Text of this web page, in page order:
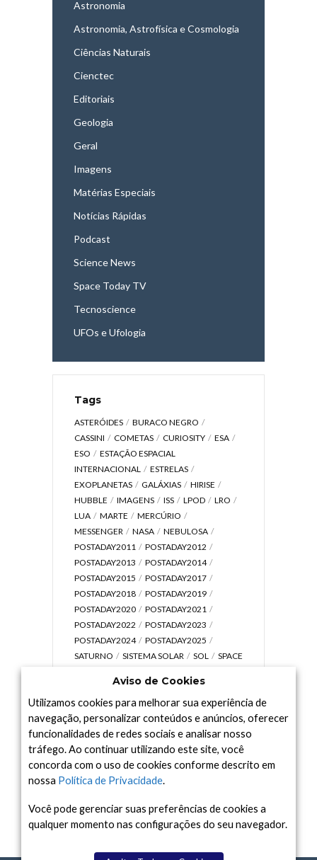
Astronomia
Astronomia, Astrofísica e Cosmologia
Ciências Naturais
Cienctec
Editoriais
Geologia
Geral
Imagens
Matérias Especiais
Notícias Rápidas
Podcast
Science News
Space Today TV
Tecnoscience
UFOs e Ufologia
Tags
ASTERÓIDES
BURACO NEGRO
CASSINI
COMETAS CURIOSITY
ESA
ESO
ESTAÇÃO ESPACIAL
INTERNACIONAL
ESTRELAS
EXOPLANETAS
GALÁXIAS
HIRISE
HUBBLE
IMAGENS ISS LPOD
LRO
LUA
MARTE
MERCÚRIO
MESSENGER
NASA
NEBULOSA
POSTADAY2011
POSTADAY2012
POSTADAY2013
POSTADAY2014
POSTADAY2015
POSTADAY2017
POSTADAY2018
POSTADAY2019
POSTADAY2020
POSTADAY2021
POSTADAY2022
POSTADAY2023
POSTADAY2024
POSTADAY2025
SATURNO
SISTEMA SOLAR SOL
SPACE
UNIVERSO
VÍDEO
Arquivo
Arquivo
Aviso de Cookies
Utilizamos cookies para melhorar sua experiência de
navegação, personalizar conteúdos e anúncios, oferecer
funcionalidades de redes sociais e analisar nosso
tráfego. Ao continuar utilizando este site, você
concorda com o uso de cookies conforme descrito em
nossa Política de Privacidade.
Você pode gerenciar suas preferências de cookies a
qualquer momento nas configurações do seu navegador.